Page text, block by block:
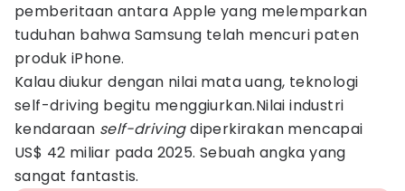
pemberitaan antara Apple yang melemparkan
tuduhan bahwa Samsung telah mencuri paten
produk iPhone.
Kalau diukur dengan nilai mata uang, teknologi
self-driving begitu menggiurkan.Nilai industri
kendaraan self-drivingdiperkirakan mencapai
US$ 42 miliar pada 2025. Sebuah angka yang
sangat fantastis.